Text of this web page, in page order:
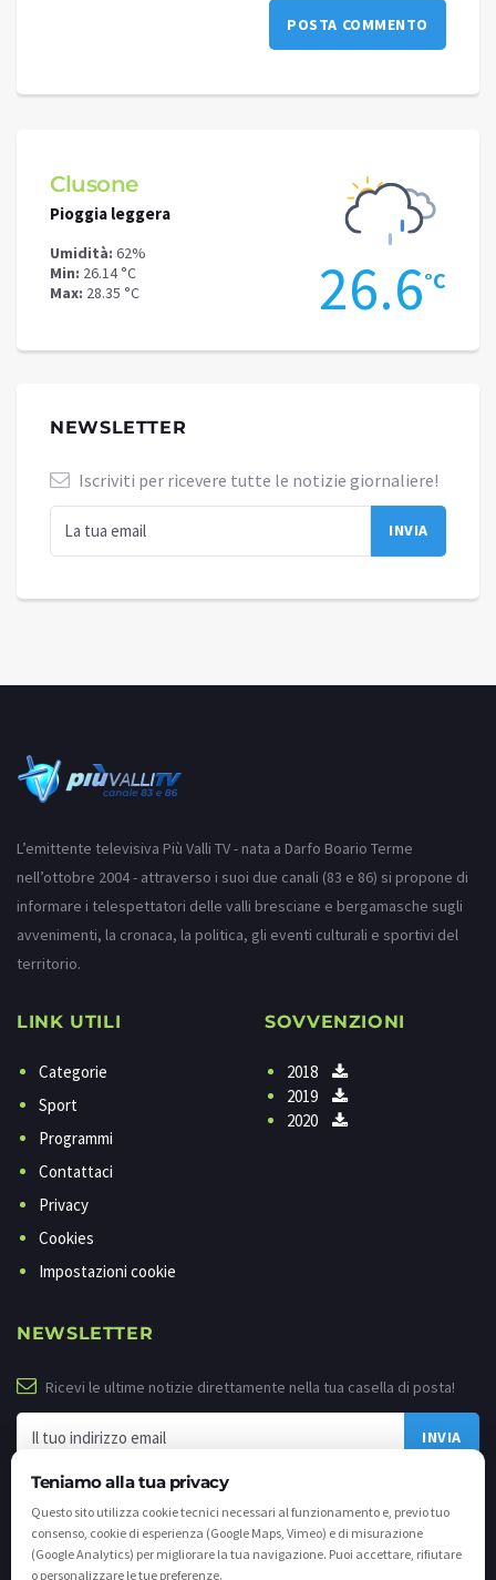
Teniamo alla tua privacy
Questo sito utilizza cookie tecnici necessari al funzionamento e, previo tuo
consenso, cookie di esperienza (Google Maps, Vimeo) e di misurazione
(Google Analytics) per migliorare la tua navigazione. Puoi accettare, rifiutare
o personalizzare le tue preferenze.
26.6°C
Pioggia leggera
Umidità:
NEWSLETTER
Iscriviti per ricevere tutte le notizie giornaliere!
L’emittente televisiva Più Valli TV - nata a Darfo Boario Terme
nell’ottobre 2004 - attraverso i suoi due canali (83 e 86) si propone di
informare i telespettatori delle valli bresciane e bergamasche sugli
avvenimenti, la cronaca, la politica, gli eventi culturali e sportivi del
territorio.
LINK UTILI
Categorie
Sport
Programmi
Contattaci
Privacy
Cookies
Impostazioni cookie
SOVVENZIONI
2018
2019
2020
NEWSLETTER
Ricevi le ultime notizie direttamente nella tua casella di posta!